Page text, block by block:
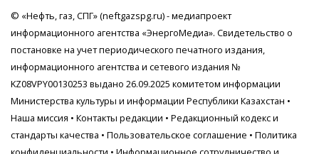
© «Нефть, газ, СПГ» (neftgazspg.ru) - медиапроект
информационного агентства «ЭнергоМедиа». Свидетельство о
постановке на учет периодического печатного издания,
информационного агентства и сетевого издания №
KZ08VPY00130253 выдано 26.09.2025 комитетом информации
Министерства культуры и информации Республики Казахстан •
Наша миссия • Контакты редакции • Редакционный кодекс и
стандарты качества • Пользовательское соглашение • Политика